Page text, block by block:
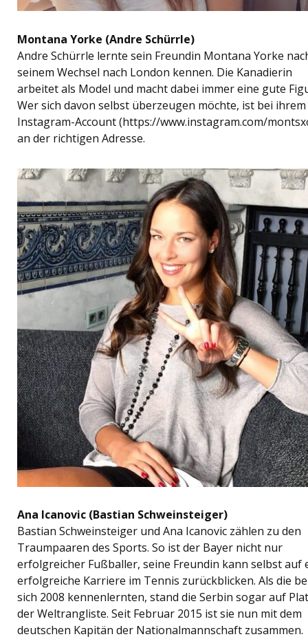
Montana Yorke (Andre Schürrle)
Andre Schürrle lernte sein Freundin Montana Yorke
seinem Wechsel nach London kennen. Die Kanadierin
arbeitet als Model und macht dabei immer eine gute
Wer sich davon selbst überzeugen möchte, ist bei ihrem
Instagram-Account (https://www.instagram.com/
an der richtigen Adresse.
Ana Icanovic (Bastian Schweinsteiger)
Bastian Schweinsteiger und Ana Icanovic zählen zu den
Traumpaaren des Sports. So ist der Bayer nicht nur
erfolgreicher Fußballer, seine Freundin kann selbst auf
erfolgreiche Karriere im Tennis zurückblicken. Als die
sich 2008 kennenlernten, stand die Serbin sogar auf
der Weltrangliste. Seit Februar 2015 ist sie nun mit dem
deutschen Kapitän der Nationalmannschaft zusammen.